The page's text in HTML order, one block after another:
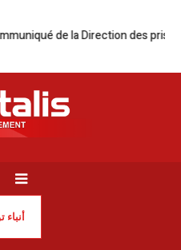
de la Direction des prisons